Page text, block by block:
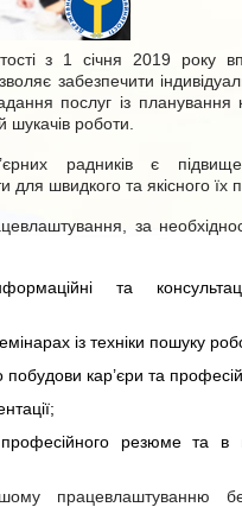
з 1 січня 2019 року
забезпечити
послуг із
шукачів роботи.
радників є
для швидкого та якісного
за
та
із техніки пошуку
побудови кар’єри та
резюме та в
працевлаштуванню